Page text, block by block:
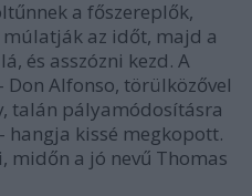
a főszereplők,
az időt, majd a
és asszózni kezd. A
Don Alfonso, törülközővel
talán pályamódosításra
hangja kissé megkopott.
midőn a jó nevű Thomas